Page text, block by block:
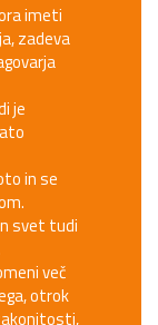
imeti
zadeva
je
in se
svet tudi
več
otrok